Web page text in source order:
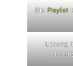
Die Playlist
Lesung